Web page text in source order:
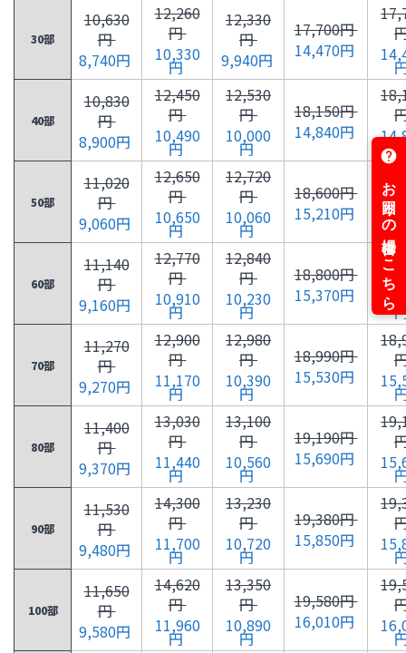
30部
10,630
円
8,740円
12,260
円
10,330
円
12,330
円
9,940円
17,700円
14,470円
40部
10,830
円
8,900円
12,450
円
10,490
円
12,530
円
10,000
円
18,150円
14,840円
50部
11,020
円
9,060円
12,650
円
10,650
円
12,720
円
10,060
円
18,600円
15,210円
60部
11,140
円
9,160円
12,770
円
10,910
円
12,840
円
10,230
円
18,800円
15,370円
70部
11,270
円
9,270円
12,900
円
11,170
円
12,980
円
10,390
円
18,990円
15,530円
80部
11,400
円
9,370円
13,030
円
11,440
円
13,100
円
10,560
円
19,190円
15,690円
90部
11,530
円
9,480円
14,300
円
11,700
円
13,230
円
10,720
円
19,380円
15,850円
100部
11,650
円
9,580円
14,620
円
11,960
円
13,350
円
10,890
円
19,580円
16,010円